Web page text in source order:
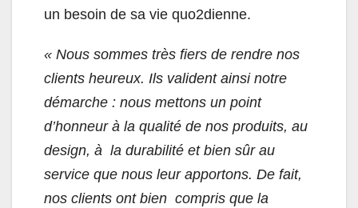
un besoin de sa vie quo2dienne.
« Nous sommes très fiers de rendre nos
clients heureux. Ils valident ainsi notre
démarche : nous mettons un point
d’honneur à la qualité de nos produits, au
design, à la durabilité et bien sûr au
service que nous leur apportons. De fait,
nos clients ont bien compris que la